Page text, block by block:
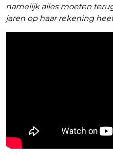
namelijk alles moeten
jaren op haar rekening